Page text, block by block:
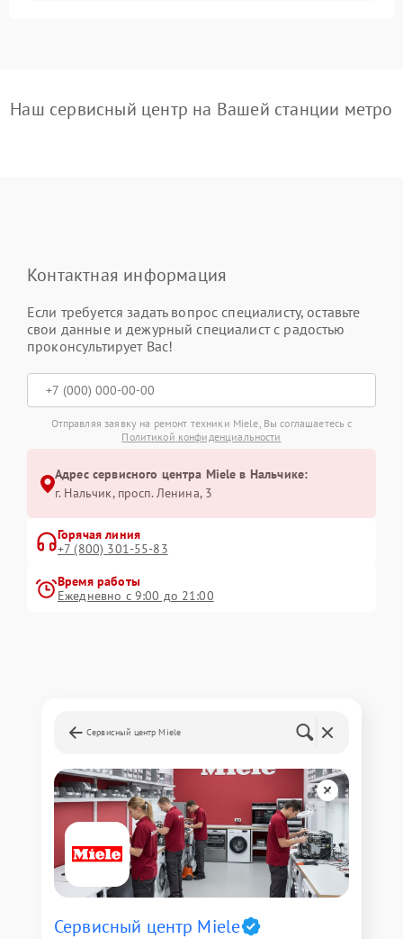
Наш сервисный центр на Вашей станции метро
Контактная информация
Если требуется задать вопрос специалисту, оставьте
свои данные и дежурный специалист с радостью
проконсультирует Вас!
Отправляя заявку на ремонт техники Miele, Вы соглашаетесь с
Политикой конфиденциальности
Адрес сервисного центра Miele в Нальчике:
г. Нальчик, просп. Ленина, 3
Горячая линия
+7 (800) 301-55-83
Время работы
Ежедневно с 9:00 до 21:00
Сервисный центр Miele
Сервисный центр Miele